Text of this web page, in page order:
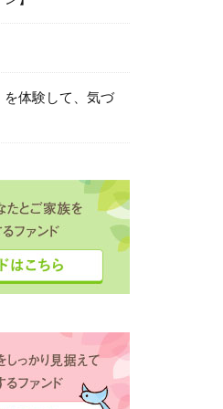
を体験して、気づ